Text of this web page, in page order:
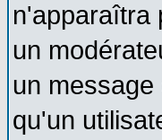
n'apparaîtra
un
un message
qu'un